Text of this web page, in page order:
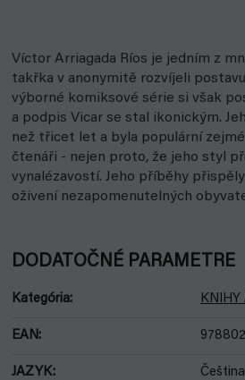
Víctor Arriagada Ríos je jedním z
takřka v anonymitě rozvíjeli
výborné komiksové série si však
a podpis Vicar se stal ikonickým.
než třicet let a byla populární
čtenáři - nejen proto, že jeho styl
vynalézavostí. Jeho příběhy
oživení nezapomenutelných
DODATOČNÉ PARAMETRE
Kategória: KNIHY
EAN:
JAZYK: Čeština